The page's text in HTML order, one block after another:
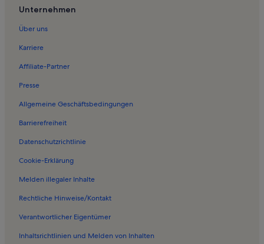
Ferienwohnungen in Zechlinerhütte
Ferienwohnungen in Naturpark Stechlin-Ruppiner Land
Ferienwohnungen in Schloss Rheinsberg
Ferienwohnungen in Zempow
Ferienwohnungen in Linow
Ferienwohnungen in Badestelle Kagar Ausbau
Ferienwohnungen in Badestelle Kleiner Linowsee
Ferienwohnungen in Rheinsberg
Ferienwohnungen in Basdorf
Unternehmen
Über uns
Karriere
Affiliate-Partner
Presse
Allgemeine Geschäftsbedingungen
Barrierefreiheit
Datenschutzrichtlinie
Cookie-Erklärung
Melden illegaler Inhalte
Rechtliche Hinweise/Kontakt
Verantwortlicher Eigentümer
Inhaltsrichtlinien und Melden von Inhalten